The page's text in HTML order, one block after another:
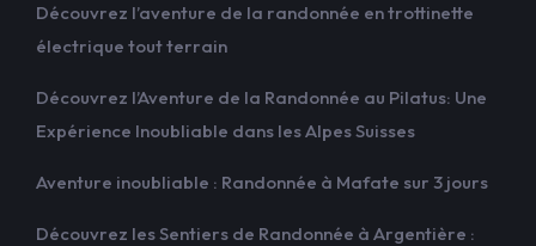
Découvrez l’aventure de la randonnée en trottinette
électrique tout terrain
Découvrez l’Aventure de la Randonnée au Pilatus: Une
Expérience Inoubliable dans les Alpes Suisses
Aventure inoubliable : Randonnée à Mafate sur 3 jours
Découvrez les Sentiers de Randonnée à Argentière :